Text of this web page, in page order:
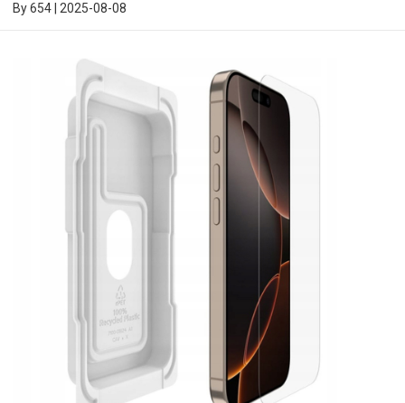
By654 2025-08-08